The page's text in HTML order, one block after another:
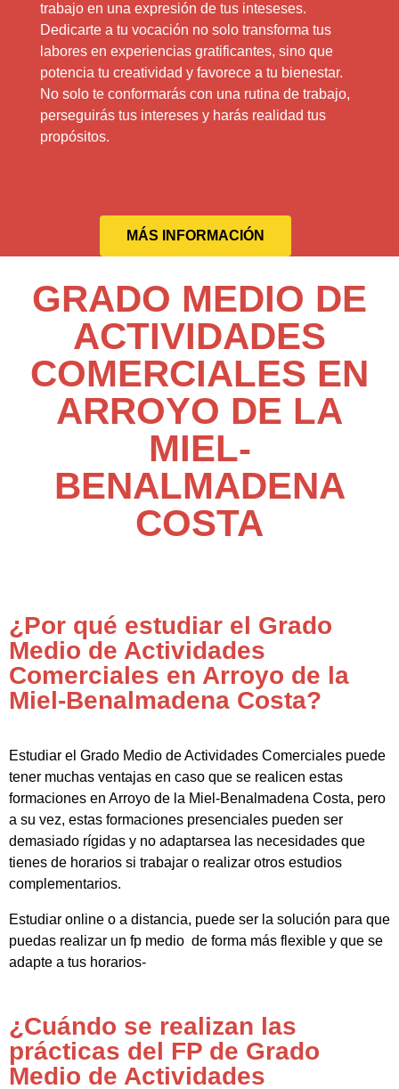
trabajo en una expresión de tus inteseses.
Dedicarte a tu vocación no solo transforma tus
labores en experiencias gratificantes, sino que
potencia tu creatividad y favorece a tu bienestar.
No solo te conformarás con una rutina de trabajo,
perseguirás tus intereses y harás realidad tus
propósitos.
MÁS INFORMACIÓN
GRADO MEDIO DE
ACTIVIDADES
COMERCIALES EN
ARROYO DE LA
MIEL-
BENALMADENA
COSTA
¿Por qué estudiar el Grado
Medio de Actividades
Comerciales en Arroyo de la
Miel-Benalmadena Costa?
Estudiar el Grado Medio de Actividades Comerciales puede
tener muchas ventajas en caso que se realicen estas
formaciones en Arroyo de la Miel-Benalmadena Costa, pero
a su vez, estas formaciones presenciales pueden ser
demasiado rígidas y no adaptarsea las necesidades que
tienes de horarios si trabajar o realizar otros estudios
complementarios.
Estudiar online o a distancia, puede ser la solución para que
puedas realizar un fp medio de forma más flexible y que se
adapte a tus horarios-
¿Cuándo se realizan las
prácticas del FP de Grado
Medio de Actividades